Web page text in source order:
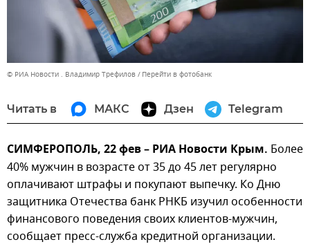
© РИА Новости . Владимир Трефилов Перейти в фотобанк
Читать в МАКС Дзен Telegram
СИМФЕРОПОЛЬ, 22 фев – РИА Новости Крым. Более
40% мужчин в возрасте от 35 до 45 лет регулярно
оплачивают штрафы и покупают выпечку. Ко Дню
защитника Отечества банк РНКБ изучил особенности
финансового поведения своих клиентов-мужчин,
сообщает пресс-служба кредитной организации.